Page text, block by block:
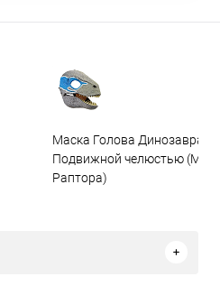
Маска Голова Динозавра с
Подвижной челюстью
Раптора)